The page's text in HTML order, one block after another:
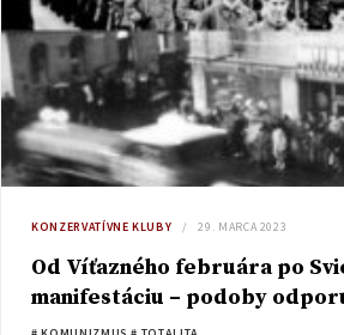
KONZERVATÍVNE KLUBY 29. MARCA 2023
Od Víťazného februára po
manifestáciu – podoby